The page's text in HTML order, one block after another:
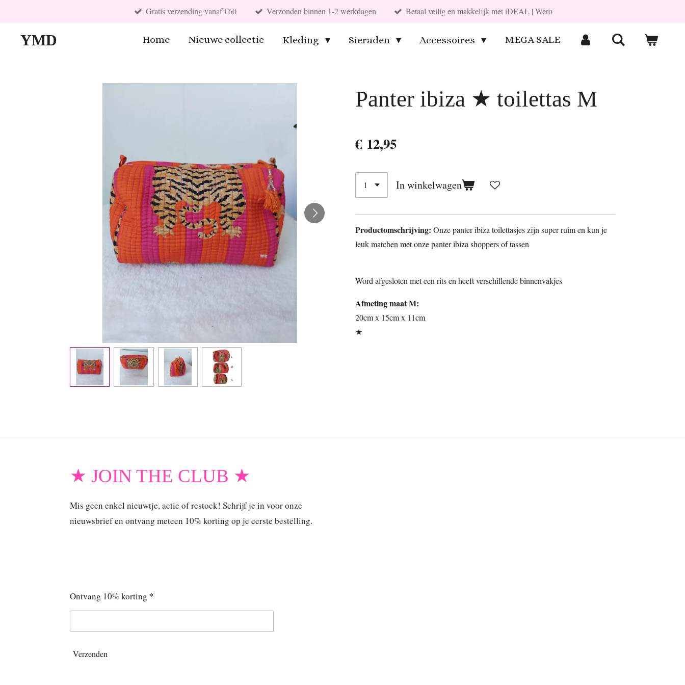
Gratis verzending vanaf €60 Verzonden binnen 1-2 werkdagen Betaal veilig en makkelijk met iDEAL | Wero
YMD Home Nieuwe collectie Kleding Sieraden Accessoires MEGA SALE
Panter ibiza ★ toilettas M
€ 12,95
In winkelwagen
Productomschrijving: Onze panter ibiza toilettasjes zijn super ruim en kun je
leuk matchen met onze panter ibiza shoppers of tassen
Word afgesloten met een rits en heeft verschillende binnenvakjes
Afmeting maat M:
20cm x 15cm x 11cm
★
★ JOIN THE CLUB ★
Mis geen enkel nieuwtje, actie of restock! Schrijf je in voor onze
nieuwsbrief en ontvang meteen 10% korting op je eerste bestelling.
Ontvang 10% korting *
Verzenden